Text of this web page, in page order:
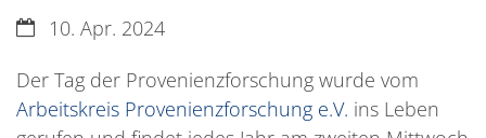
Datum:10. Apr. 2024
Der Tag der Provenienzforschung wurde vom
Arbeitskreis Provenienzforschung e.V. ins Leben